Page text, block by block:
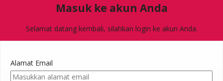
Masuk ke akun Anda
Selamat datang kembali, silahkan login ke akun Anda.
Alamat Email